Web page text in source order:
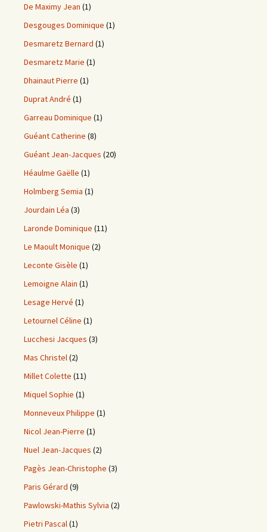
De Maximy Jean (1)
Desgouges Dominique (1)
Desmaretz Bernard (1)
Desmaretz Marie (1)
Dhainaut Pierre (1)
Duprat André (1)
Garreau Dominique (1)
Guéant Catherine (8)
Guéant Jean-Jacques (20)
Héaulme Gaëlle (1)
Holmberg Semia (1)
Jourdain Léa (3)
Laronde Dominique (11)
Le Maoult Monique (2)
Leconte Gisèle (1)
Lemoigne Alain (1)
Lesage Hervé (1)
Letournel Céline (1)
Lucchesi Jacques (3)
Mas Christel(2)
Millet Colette (11)
Miquel Sophie (1)
Monneveux Philippe (1)
Nicol Jean-Pierre (1)
Nuel Jean-Jacques (2)
Pagès Jean-Christophe (3)
Paris Gérard (9)
Pawlowski-Mathis Sylvia (2)
Pietri Pascal(1)